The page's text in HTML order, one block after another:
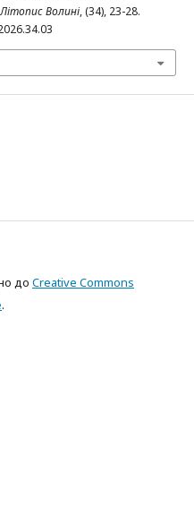
Літопис Волині, (34), 23-28.
до Creative Commons
.